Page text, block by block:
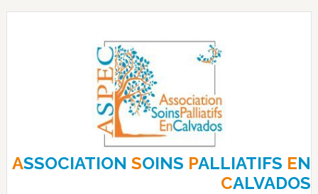
Passer
Passer
Passer
ASSOCIATIONSOINS PALLIATIFS EN
CALVADOS